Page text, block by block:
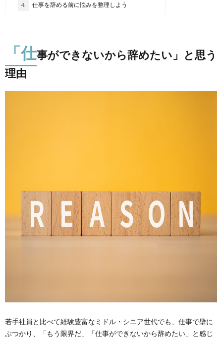
4. 仕事を辞める前に悩みを整理しよう
「仕事ができないから辞めたい」と思う
理由
若手社員と比べて経験豊富なミドル・シニア世代でも、仕事で壁に
ぶつかり、「もう限界だ」「仕事ができないから辞めたい」と感じ